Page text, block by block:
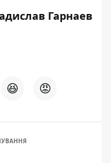
Гарнаев
😆 😡